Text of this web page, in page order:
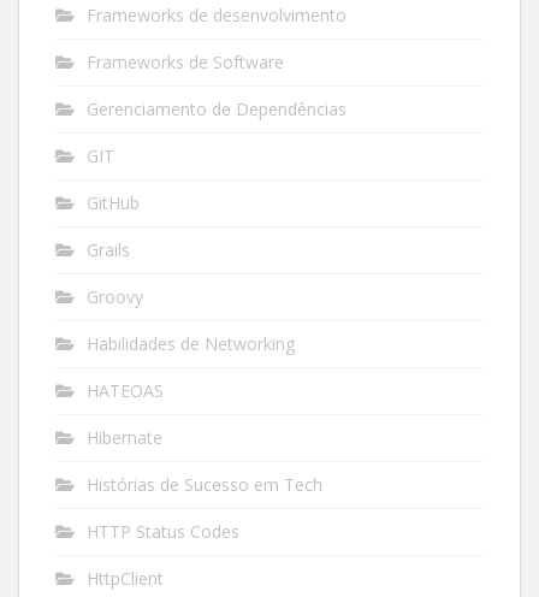
Frameworks de desenvolvimento
Frameworks de Software
Gerenciamento de Dependências
GIT
GitHub
Grails
Groovy
Habilidades de Networking
HATEOAS
Hibernate
Histórias de Sucesso em Tech
HTTP Status Codes
HttpClient